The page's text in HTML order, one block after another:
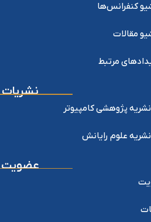
کنفرانس‌ها
مقالات
مرتبط
نشریات
نشریه پژوهشی کامپیوتر
نشریه علوم رایانش
عضویت